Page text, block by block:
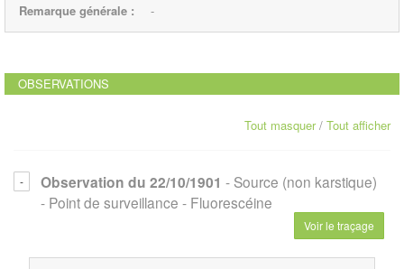
Remarque générale : -
OBSERVATIONS
Tout masquer/ Tout afficher
Observation du 22/10/1901 - Source (non karstique)
- Point de surveillance - Fluorescéine
Voir le traçage